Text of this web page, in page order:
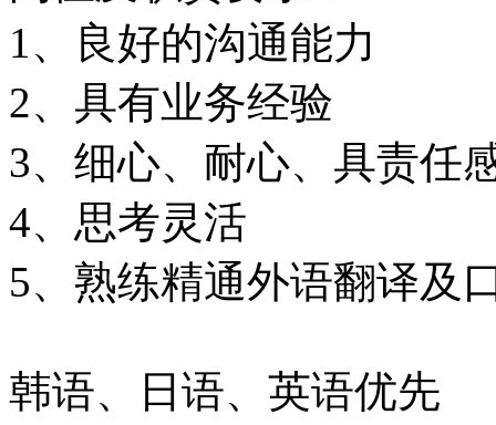
1、良好的沟通能力
2、具有业务经验
3、细心、耐心、具责
4、思考灵活
5、熟练精通外语翻译及
韩语、日语、英语优先